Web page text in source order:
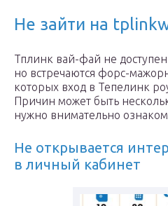
Не зайти на
Тплинк вай-фай не
но встречаются форс-
которых вход в Тепелинк
Причин может быть
нужно внимательно
Не открывается
в личный кабинет